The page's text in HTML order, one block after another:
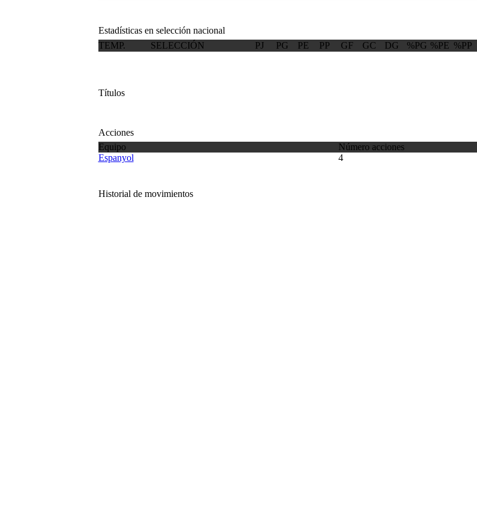
Estadísticas en selección nacional
TEMP.
SELECCIÓN PJ PG PE PP GF GC DG %PG %PE %PP
Títulos
Acciones
Equipo
Número acciones
Espanyol
4
Historial de movimientos